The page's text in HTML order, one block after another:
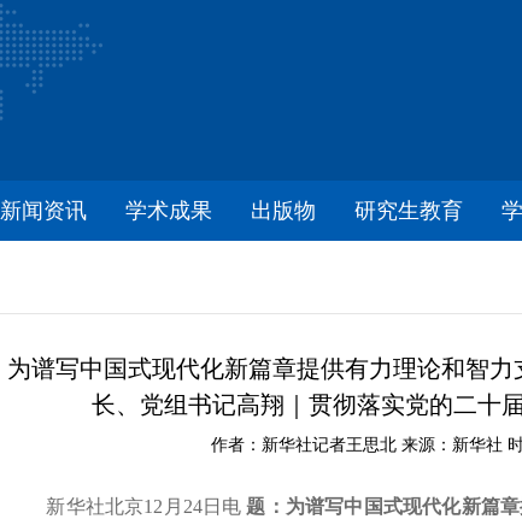
新闻资讯 学术成果 出版物 研究生教育
为谱写中国式现代化新篇章提供有力理论和智
长、党组书记高翔｜贯彻落实党的二十
作者：新华社记者王思北 来源：新华社
新华社北京12月24日电题：为谱写中国式现代化新篇